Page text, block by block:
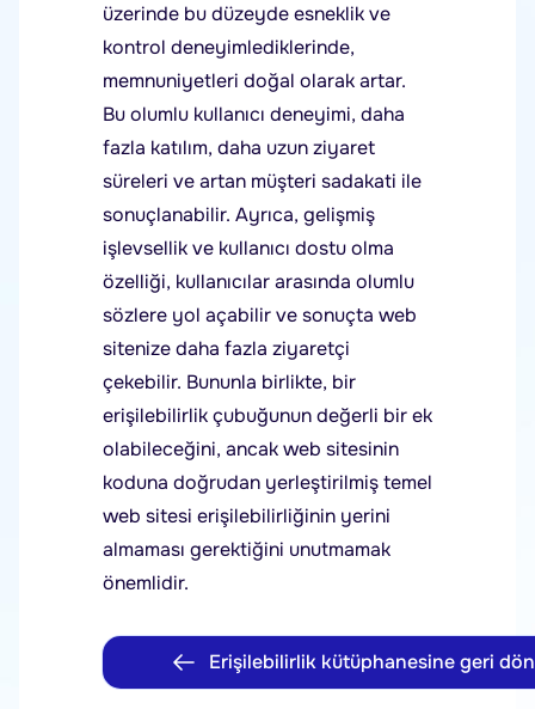
üzerinde bu düzeyde esneklik ve
kontrol deneyimlediklerinde,
memnuniyetleri doğal olarak artar.
Bu olumlu kullanıcı deneyimi, daha
fazla katılım, daha uzun ziyaret
süreleri ve artan müşteri sadakati ile
sonuçlanabilir. Ayrıca, gelişmiş
işlevsellik ve kullanıcı dostu olma
özelliği, kullanıcılar arasında olumlu
sözlere yol açabilir ve sonuçta web
sitenize daha fazla ziyaretçi
çekebilir. Bununla birlikte, bir
erişilebilirlik çubuğunun değerli bir ek
olabileceğini, ancak web sitesinin
koduna doğrudan yerleştirilmiş temel
web sitesi erişilebilirliğinin yerini
almaması gerektiğini unutmamak
önemlidir.
Erişilebilirlik kütüphanesine geri dön